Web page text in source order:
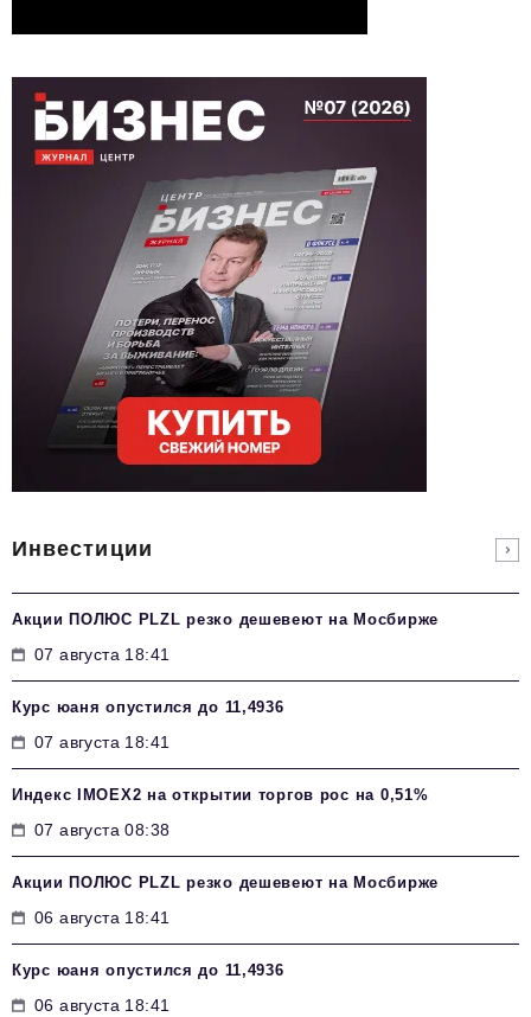
Инвестиции
Акции ПОЛЮС PLZL резко дешевеют на Мосбирже
07 августа 18:41
Курс юаня опустился до 11,4936
07 августа 18:41
Индекс IMOEX2 на открытии торгов рос на 0,51%
07 августа 08:38
Акции ПОЛЮС PLZL резко дешевеют на Мосбирже
06 августа 18:41
Курс юаня опустился до 11,4936
06 августа 18:41